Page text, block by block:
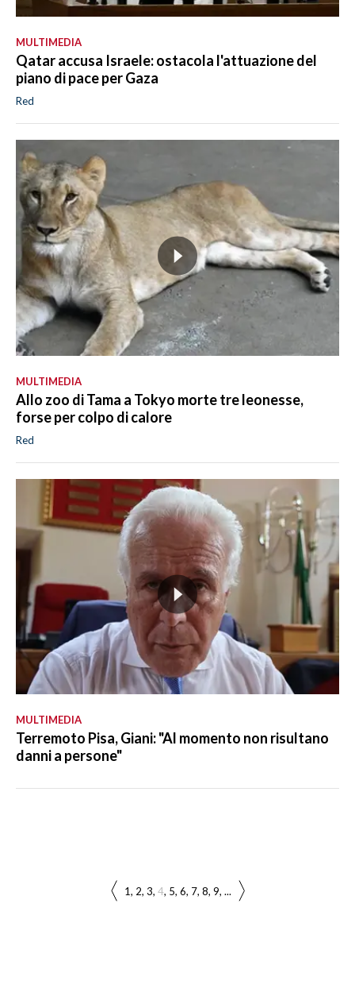
MULTIMEDIA
Qatar accusa Israele: ostacola l'attuazione del
piano di pace per Gaza
Red
MULTIMEDIA
Allo zoo di Tama a Tokyo morte tre leonesse,
forse per colpo di calore
Red
MULTIMEDIA
Terremoto Pisa, Giani: "Al momento non risultano
danni a persone"
1 2 3 4 5 6 7 8 9 ...